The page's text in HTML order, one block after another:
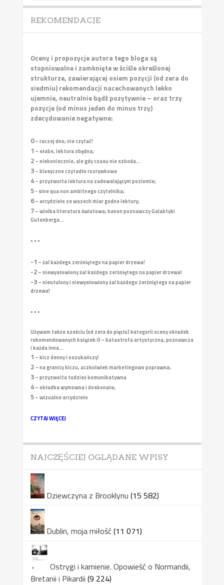
REKOMENDACJE
Oceny i propozycje autora tego bloga są
stopniowalne i zamknięte w ściśle określonej
strukturze, zawierającej osiem pozycji (od zera do
siedmiu) rekomendacji nacechowanych lekko
ujemnie, neutralnie bądź pozytywnie – oraz trzy
pozycje (od minus jeden do minus trzy)
zdecydowanie negatywne:
0– raczej dno; nie czytać!
1 – słabe, lektura zbędna;
2– niekoniecznie, ale gdy czasu nie szkoda...
3– klasyczne czytadło rozrywkowe
4– przyzwoita lektura na zadowalającym poziomie;
5- sine qua non ambitnego czytelnika;
6– arcydzieło ze wszech miar godne lektury;
7– wielka literatura światowa; kanon poznawczy Galaktyki
Gutenberga...
• • •
-1 – żal każdego zerżniętego na papier drzewa!
-2– niewysłowiony żal każdego zerżniętego na papier drzewa!
-3– nieutulony i niewysłowiony żal każdego zerżniętego na papier
drzewa!
• • •
Używam także sześciu (od zera do pięciu) kategorii oceny okładek
rekomendowanych książek:0 – katastrofa artystyczna, poznawcza
i każda inna...
1 – kicz denny i oszukańczy!
2– na granicy kiczu, aczkolwiek marketingowo poprawna;
3– przyzwoita tudzież komunikatywna
4– okładka wymowna i doskonała;
5– wizualne arcydzieło
CZYTAJ WIĘCEJ
NAJCZĘŚCIEJ OGLĄDANE WPISY
Dziewczyna z Brooklynu (15 582)
Dublin, moja miłość(11 071)
Ostrygi i kamienie. Opowieść o Normandii,
Bretanii i Pikardii (9 224)